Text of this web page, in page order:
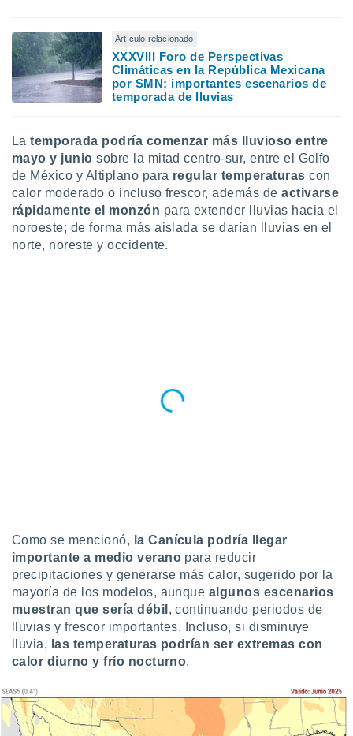
Artículo relacionado
XXXVIII Foro de Perspectivas
Climáticas en la República Mexicana
por SMN: importantes escenarios de
temporada de lluvias
La temporada podría comenzar más lluvioso entre
mayo y junio sobre la mitad centro-sur, entre el Golfo
de México y Altiplano para regular temperaturas con
calor moderado o incluso frescor, además deactivarse
rápidamente el monzón para extender lluvias hacia el
noroeste; de forma más aislada se darían lluvias en el
norte, noreste y occidente.
Como se mencionó, la Canícula podría llegar
importante a medio verano para reducir
precipitaciones y generarse más calor, sugerido por la
mayoría de los modelos, aunque algunos escenarios
muestran que sería débil , continuando periodos de
lluvias y frescor importantes. Incluso, si disminuye
lluvia, las temperaturas podrían ser extremas con
calor diurno y frío nocturno.